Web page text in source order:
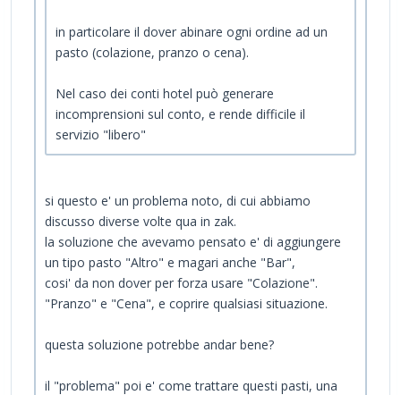
in particolare il dover abinare ogni ordine ad un
pasto (colazione, pranzo o cena).
Nel caso dei conti hotel può generare
incomprensioni sul conto, e rende difficile il
servizio "libero"
si questo e' un problema noto, di cui abbiamo
discusso diverse volte qua in zak.
la soluzione che avevamo pensato e' di aggiungere
un tipo pasto "Altro" e magari anche "Bar",
cosi' da non dover per forza usare "Colazione".
"Pranzo" e "Cena", e coprire qualsiasi situazione.
questa soluzione potrebbe andar bene?
il "problema" poi e' come trattare questi pasti, una